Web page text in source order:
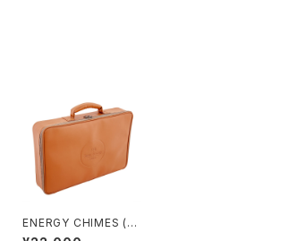
ENERGY CHIMES (エ
ナジーチャイム)用ケー